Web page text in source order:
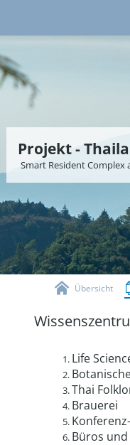
Projekt -
Smart Resident Complex
Übersicht
Life
Thai
Brauerei
Büros